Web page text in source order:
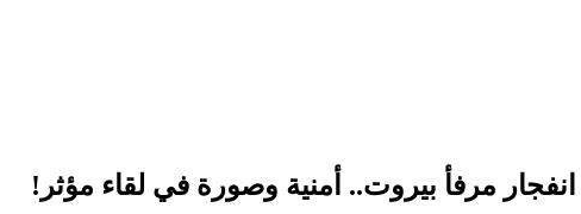
مرفأ بيروت.. أمنية وصورة في لقاء مؤثر!